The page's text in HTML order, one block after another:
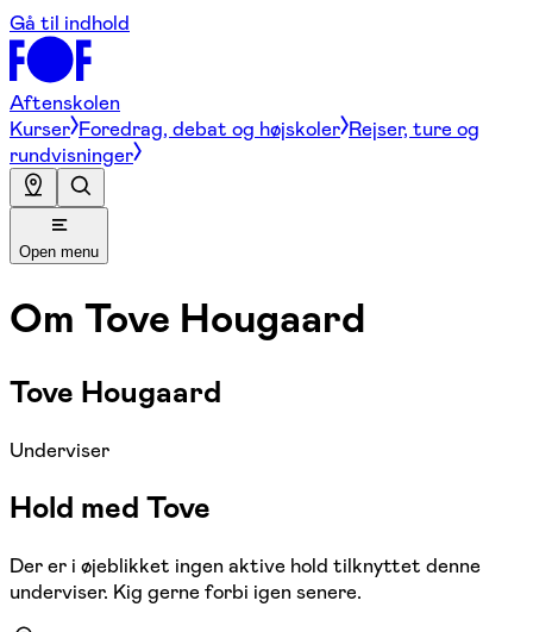
Gå til indhold
Aftenskolen
Kurser Foredrag, debat og højskoler Rejser, ture og
rundvisninger
Open menu
Om Tove Hougaard
Tove Hougaard
Underviser
Hold med Tove
Der er i øjeblikket ingen aktive hold tilknyttet denne
underviser. Kig gerne forbi igen senere.